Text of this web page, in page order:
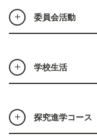
委員会活動
学校生活
探究進学コース